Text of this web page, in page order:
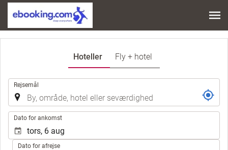
Hoteller Fly + hotel
Rejsemål
Dato for ankomst
Dato for afrejse